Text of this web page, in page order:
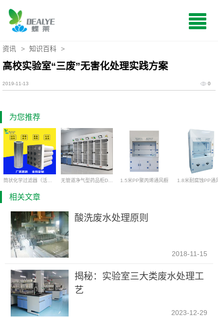
资讯 > 知识百科 >
高校实验室“三废”无害化处理实践方案
2019-11-13 0
为您推荐
无管道净气型药品柜DC1200 1.5米PP聚丙烯通风橱 1.8米耐腐蚀PP通
相关文章
酸洗废水处理原则
2018-11-15
揭秘：实验室三大类废水处理工
艺
2023-12-29